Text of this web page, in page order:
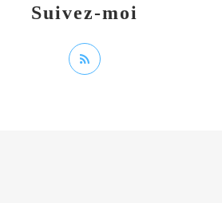
Suivez-moi